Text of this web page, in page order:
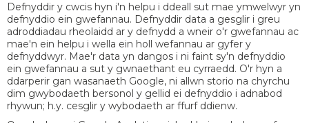
Defnyddir y cwcis hyn i'n helpu i ddeall sut mae ymwelwyr yn
defnyddio ein gwefannau. Defnyddir data a gesglir i greu
adroddiadau rheolaidd ar y defnydd a wneir o'r gwefannau ac
mae'n ein helpu i wella ein holl wefannau ar gyfer y
defnyddwyr. Mae'r data yn dangos i ni faint sy'n defnyddio
ein gwefannau a sut y gwnaethant eu cyrraedd. O'r hyn a
ddarperir gan wasanaeth Google, ni allwn storio na chyrchu
dim gwybodaeth bersonol y gellid ei defnyddio i adnabod
rhywun; h.y. cesglir y wybodaeth ar ffurf ddienw.